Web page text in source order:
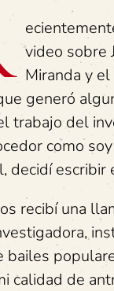
video sobre
Miranda y
generó
trabajo del
como
decidí escribir
recibí una
bailes
calidad de